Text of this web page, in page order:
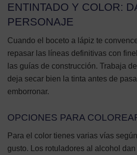
ENTINTADO Y COLOR:
PERSONAJE
Cuando el boceto a lápiz te
repasar las líneas definitivas con
las guías de construcción. Trabaja
deja secar bien la tinta antes de
emborronar.
OPCIONES PARA
Para el color tienes varias vías
gusto. Los rotuladores al alcohol